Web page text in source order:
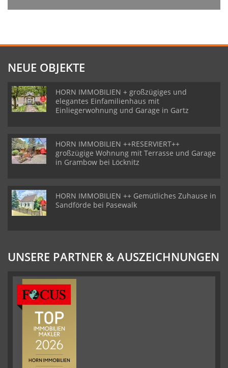
NEUE OBJEKTE
HORN IMMOBILIEN + großzügiges und
elegantes Einfamilienhaus mit
Einliegerwohnung und Garage in Gartz
HORN IMMOBILIEN ++RESERVIERT++
großzügige Wohnung mit Terrasse und Garage
in Grambow bei Löcknitz
HORN IMMOBILIEN ++ Gemütliches Zuhause in
Sandförde bei Pasewalk
UNSERE PARTNER & AUSZEICHNUNGEN